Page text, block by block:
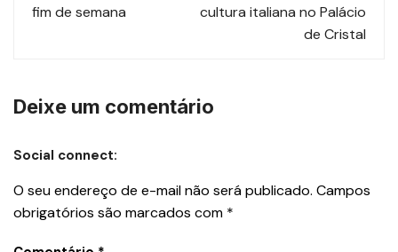
fim de semana
cultura italiana no Palácio
de Cristal
Deixe um comentário
Social connect:
O seu endereço de e-mail não será publicado. Campos
obrigatórios são marcados com *